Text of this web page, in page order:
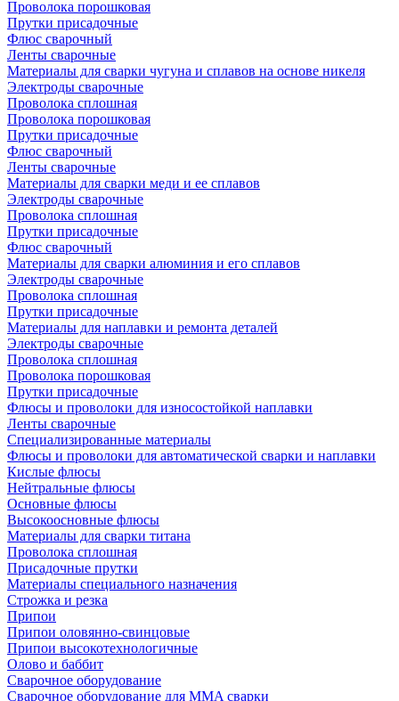
Проволока порошковая
Прутки присадочные
Флюс сварочный
Ленты сварочные
Материалы для сварки чугуна и сплавов на основе никеля
Электроды сварочные
Проволока сплошная
Проволока порошковая
Прутки присадочные
Флюс сварочный
Ленты сварочные
Материалы для сварки меди и ее сплавов
Электроды сварочные
Проволока сплошная
Прутки присадочные
Флюс сварочный
Материалы для сварки алюминия и его сплавов
Электроды сварочные
Проволока сплошная
Прутки присадочные
Материалы для наплавки и ремонта деталей
Электроды сварочные
Проволока сплошная
Проволока порошковая
Прутки присадочные
Флюсы и проволоки для износостойкой наплавки
Ленты сварочные
Специализированные материалы
Флюсы и проволоки для автоматической сварки и наплавки
Кислые флюсы
Нейтральные флюсы
Основные флюсы
Высокоосновные флюсы
Материалы для сварки титана
Проволока сплошная
Присадочные прутки
Материалы специального назначения
Строжка и резка
Припои
Припои оловянно-свинцовые
Припои высокотехнологичные
Олово и баббит
Сварочное оборудование
Сварочное оборудование для MMA сварки